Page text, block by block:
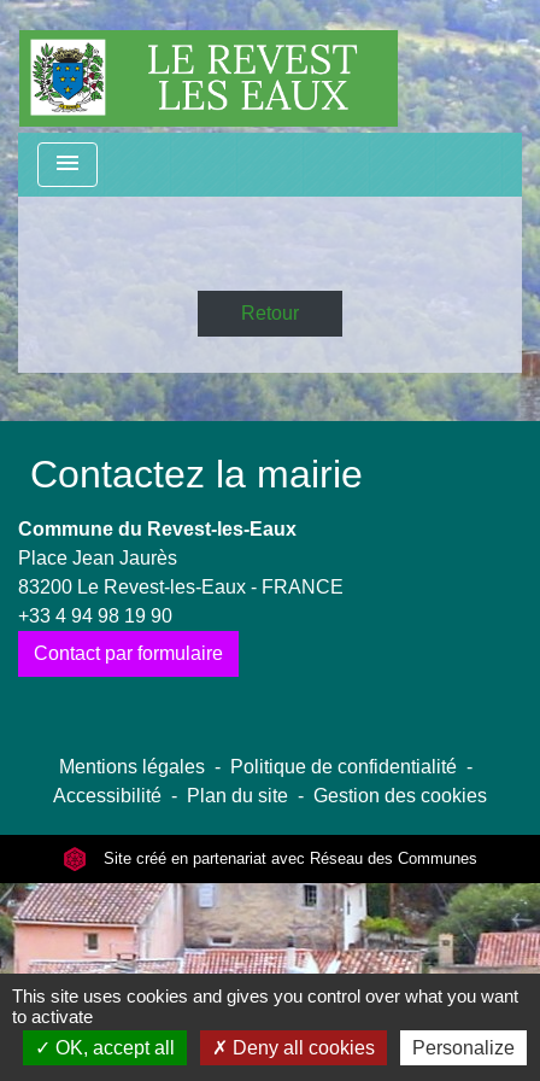
menu
Retour
Contactez la mairie
Commune du Revest-les-Eaux
Place Jean Jaurès
83200 Le Revest-les-Eaux - FRANCE
+33 4 94 98 19 90
Contact par formulaire
Mentions légales - Politique de confidentialité -
Accessibilité - Plan du site - Gestion des cookies
Site créé en partenariat avec Réseau des Communes
This site uses cookies and gives you control over what you want
to activate
OK, accept all
Deny all cookies Personalize